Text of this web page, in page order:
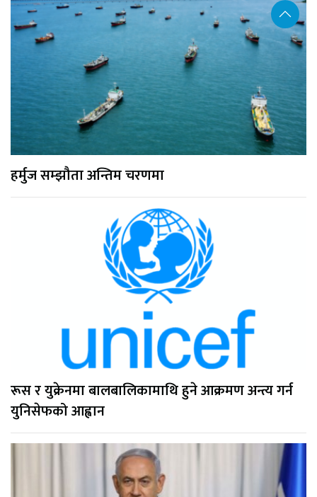
हर्मुज सम्झौता अन्तिम चरणमा
रूस र युक्रेनमा बालबालिकामाथि हुने आक्रमण अन्त्य गर्न
युनिसेफको आह्वान